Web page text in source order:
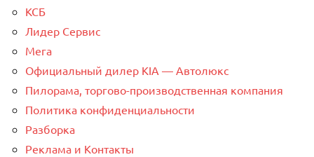
КСБ
Лидер Сервис
Мега
Официальный дилер KIA — Автолюкс
Пилорама, торгово-производственная компания
Политика конфиденциальности
Разборка
Реклама и Контакты